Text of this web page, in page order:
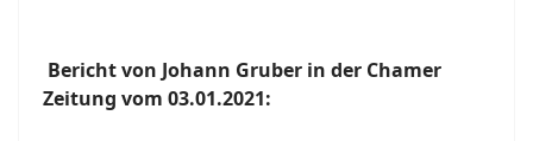
Bericht von Johann Gruber in der Chamer
Zeitung vom 03.01.2021: